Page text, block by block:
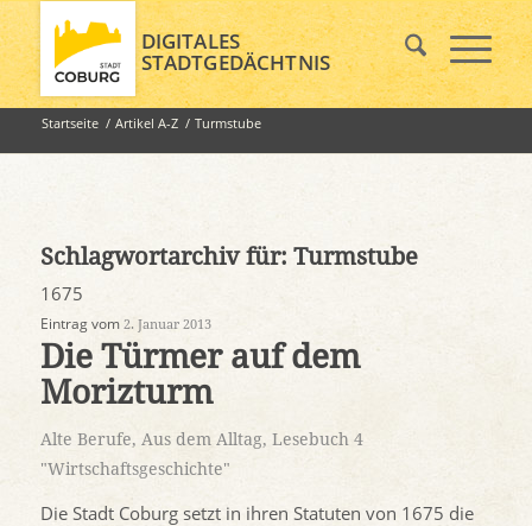
DIGITALES
STADTGEDÄCHTNIS
Startseite / Artikel A-Z / Turmstube
Schlagwortarchiv für: Turmstube
1675
Eintrag vom 2. Januar 2013
Die Türmer auf dem
Morizturm
Alte Berufe, Aus dem Alltag, Lesebuch 4
"Wirtschaftsgeschichte"
Die Stadt Coburg setzt in ihren Statuten von 1675 die